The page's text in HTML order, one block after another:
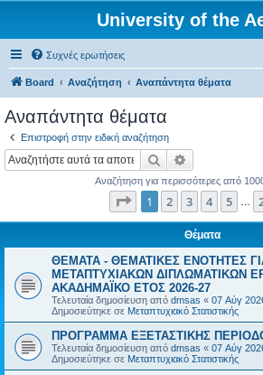
University of the
Συχνές ερωτήσεις
Board Αναζήτηση Αναπάντητα θέματα
Αναπάντητα θέματα
Επιστροφή στην ειδική αναζήτηση
Αναζήτηση
Αναζήτηση για περισσότερες από
Σελίδα από20
1 2 3 4 5
Θέματα
ΘΕΜΑΤΑ - ΘΕΜΑΤΙΚΕΣ ΕΝΟΤΗΤΕΣ
ΜΕΤΑΠΤΥΧΙΑΚΩΝ ΔΙΠΛΩΜΑΤΙΚΩΝ
ΑΚΑΔΗΜΑΪΚΟ ΕΤΟΣ 2026-27
Τελευταία δημοσίευση από dmsas « 07 Αύγ
Δημοσιεύτηκε σε Μεταπτυχιακό Στατιστικής
ΠΡΟΓΡΑΜΜΑ ΕΞΕΤΑΣΤΙΚΗΣ
Τελευταία δημοσίευση από dmsas « 07 Αύγ
Δημοσιεύτηκε σε Μεταπτυχιακό Στατιστικής